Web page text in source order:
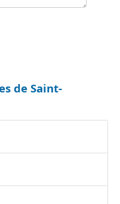
de Saint-